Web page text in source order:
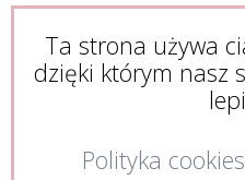
Ta strona używa
dzięki którym nasz
Polityka cookies